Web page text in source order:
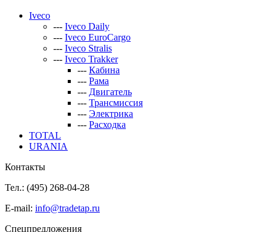
Iveco
--- Iveco Daily
--- Iveco EuroCargo
--- Iveco Stralis
--- Iveco Trakker
--- Кабина
--- Рама
--- Двигатель
--- Трансмиссия
--- Электрика
--- Расходка
TOTAL
URANIA
Контакты
Тел.: (495) 268-04-28
E-mail: info@tradetap.ru
Спецпредложения